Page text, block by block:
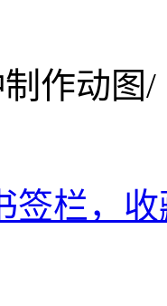
作动图/
签栏，